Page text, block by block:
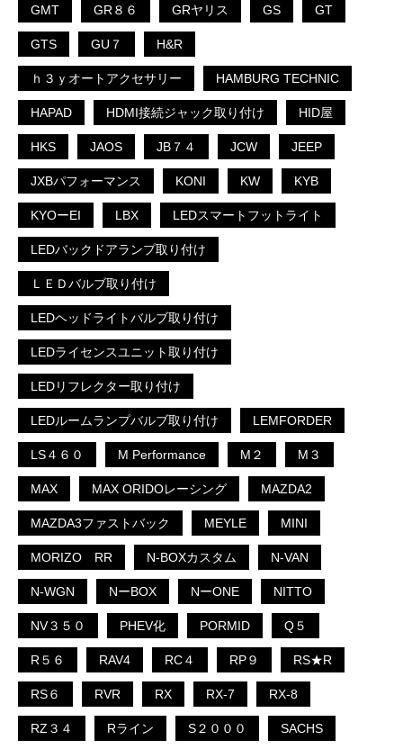
GMT GR８６ GRヤリス GS GT
GTS GU７ H&R
ｈ３ｙオートアクセサリー HAMBURG TECHNIC
HAPAD HDMI接続ジャック取り付け HID屋
HKS JAOS JB７４ JCW JEEP
JXBパフォーマンス KONI KW KYB
KYOーEI LBX LEDスマートフットライト
LEDバックドアランプ取り付け
ＬＥＤバルブ取り付け
LEDヘッドライトバルブ取り付け
LEDライセンスユニット取り付け
LEDリフレクター取り付け
LEDルームランプバルブ取り付け LEMFORDER
LS４６０ M Performance M２ M３
MAX MAX ORIDOレーシング MAZDA2
MAZDA3ファストバック MEYLE MINI
MORIZO RR N-BOXカスタム N-VAN
N-WGN NーBOX NーONE NITTO
NV３５０ PHEV化 PORMID Q５
R５６ RAV4 RC４ RP９ RS★R
RS６ RVR RX RX-7 RX-8
RZ３４ Rライン S２０００ SACHS